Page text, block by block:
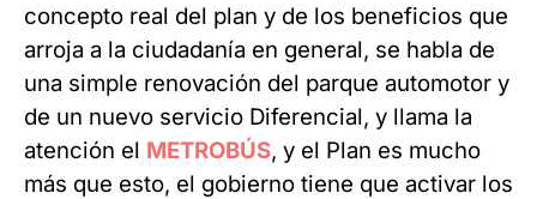
concepto real del plan y de los beneficios que
arroja a la ciudadanía en general, se habla de
una simple renovación del parque automotor y
de un nuevo servicio Diferencial, y llama la
atención el METROBÚS, y el Plan es mucho
más que esto, el gobierno tiene que activar los